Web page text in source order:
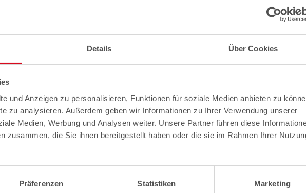
Details Über Cookies
und Anzeigen zu personalisieren, Funktionen für soziale Medien anbieten zu
zu analysieren. Außerdem geben wir Informationen zu Ihrer Verwendung unserer
Medien, Werbung und Analysen weiter. Unsere Partner führen diese
zusammen, die Sie ihnen bereitgestellt haben oder die sie im Rahmen Ihrer
Präferenzen Statistiken Marketing